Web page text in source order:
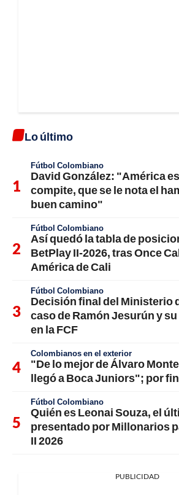
Lo último
Fútbol Colombiano
David González: "América
compite, que se le nota el
buen camino"
Fútbol Colombiano
Así quedó la tabla de
BetPlay II-2026, tras Once
América de Cali
Fútbol Colombiano
Decisión final del Ministerio
caso de Ramón Jesurún y
en la FCF
Colombianos en el exterior
"De lo mejor de Álvaro
llegó a Boca Juniors"; por
Fútbol Colombiano
Quién es Leonai Souza, el
presentado por Millonarios
II 2026
PUBLICIDAD